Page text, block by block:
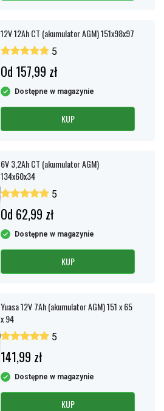
12V 12Ah CT (akumulator AGM) 151x98x97
5
Od 157,99 zł
Dostępne w magazynie
KUP
6V 3,2Ah CT (akumulator AGM)
134x60x34
5
Od 62,99 zł
Dostępne w magazynie
KUP
Yuasa 12V 7Ah (akumulator AGM) 151 x 65
x 94
5
141,99 zł
Dostępne w magazynie
KUP